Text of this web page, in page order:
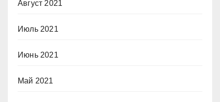
Август 2021
Июль 2021
Июнь 2021
Май 2021